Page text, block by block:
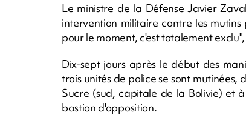
Le ministre de la Défense Javier
intervention militaire contre les
pour le moment, c'est totalement
Dix-sept jours après le début des
trois unités de police se sont
Sucre (sud, capitale de la Bolivie) et
bastion d'opposition.